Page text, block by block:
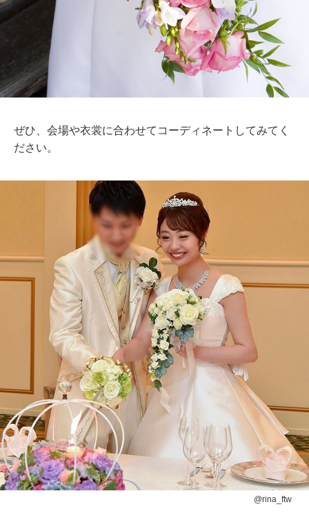
ぜひ、会場や衣裳に合わせてコーディネートしてみてく
ださい。
@rina_ftw